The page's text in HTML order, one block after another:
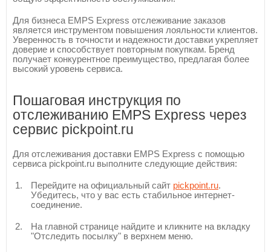
Для бизнеса EMPS Express отслеживание заказов
является инструментом повышения лояльности клиентов.
Уверенность в точности и надежности доставки укрепляет
доверие и способствует повторным покупкам. Бренд
получает конкурентное преимущество, предлагая более
высокий уровень сервиса.
Пошаговая инструкция по
отслеживанию EMPS Express через
сервис pickpoint.ru
Для отслеживания доставки EMPS Express с помощью
сервиса pickpoint.ru выполните следующие действия:
Перейдите на официальный сайт pickpoint.ru.
Убедитесь, что у вас есть стабильное интернет-
соединение.
На главной странице найдите и кликните на вкладку
"Отследить посылку" в верхнем меню.